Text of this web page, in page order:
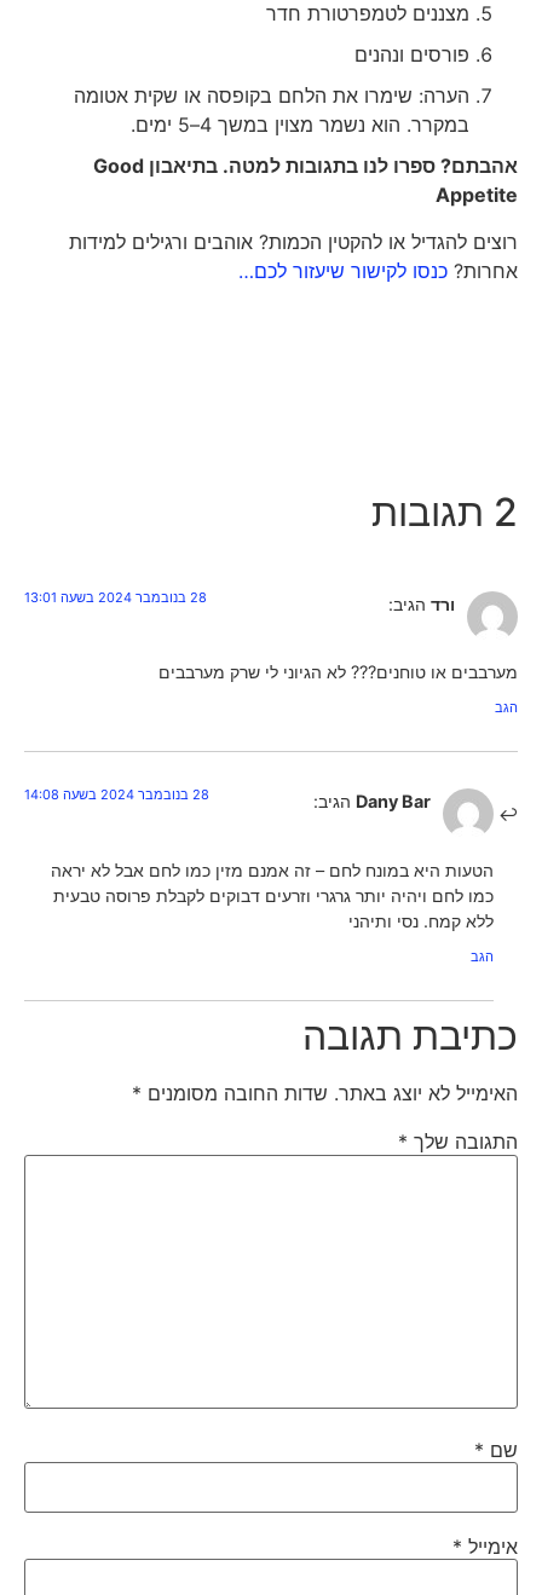
מצננים לטמפרטורת חדר
פורסים ונהנים
הערה: שימרו את הלחם בקופסה או שקית אטומה
במקרר. הוא נשמר מצוין במשך 4–5 ימים.
אהבתם? ספרו לנו בתגובות למטה. בתיאבוןGood
Appetite
רוצים להגדיל או להקטין הכמות? אוהבים ורגילים למידות
אחרות?כנסו לקישור שיעזור לכם…
ורד הגיב:
מערבבים או טוחנים??? לא הגיוני לי שרק מערבבים
Dany Bar הגיב:
הטעות היא במונח לחם – זה אמנם מזין כמו לחם אבל לא יראה
כמו לחם ויהיה יותר גרגרי וזרעים דבוקים לקבלת פרוסה טבעית
ללא קמח. נסי ותיהני
כתיבת תגובה
האימייל לא יוצג באתר. שדות החובה מסומנים*
התגובה שלך*
שם*
אימייל*